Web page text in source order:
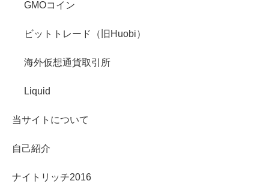
GMOコイン
ビットトレード（旧Huobi）
海外仮想通貨取引所
Liquid
当サイトについて
自己紹介
ナイトリッチ2016